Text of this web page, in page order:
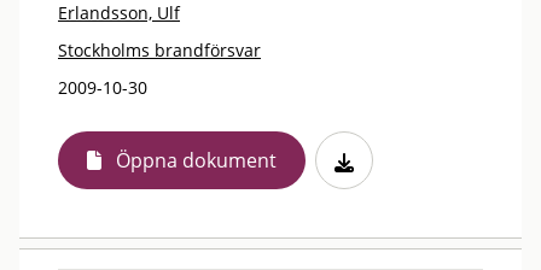
Erlandsson, Ulf
Stockholms brandförsvar
2009-10-30
Öppna dokument